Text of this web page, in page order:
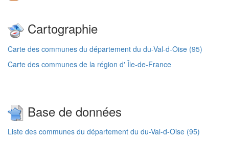
Cartographie
Carte des communes du département du du-Val-d-Oise (95)
Carte des communes de la région d' Île-de-France
Base de données
Liste des communes du département du du-Val-d-Oise (95)